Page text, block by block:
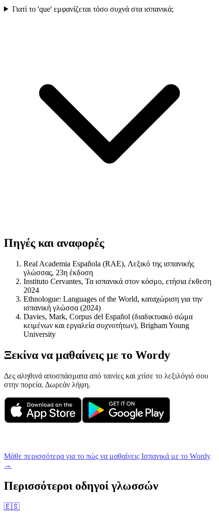
Γιατί το 'que' εμφανίζεται τόσο συχνά στα ισπανικά;
Πηγές και αναφορές
Real Academia Española (RAE), Λεξικό της ισπανικής
γλώσσας, 23η έκδοση
Instituto Cervantes, Τα ισπανικά στον κόσμο, ετήσια έκθεση
2024
Ethnologue: Languages of the World, καταχώριση για την
ισπανική γλώσσα (2024)
Davies, Mark, Corpus del Español (διαδικτυακό σώμα
κειμένων και εργαλεία συχνοτήτων), Brigham Young
University
Ξεκίνα να μαθαίνεις με το Wordy
Δες αληθινά αποσπάσματα από ταινίες και χτίσε το λεξιλόγιό σου
στην πορεία. Δωρεάν λήψη.
Μάθε περισσότερα για το πώς να μαθαίνεις Ισπανικά με το Wordy
→
Περισσότεροι οδηγοί γλωσσών
🇪🇸